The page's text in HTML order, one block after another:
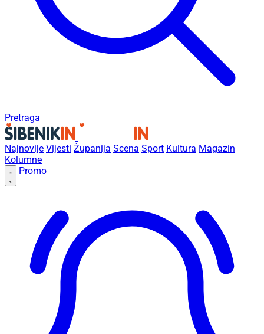
Pretraga
Najnovije Vijesti Županija Scena Sport Kultura Magazin
Kolumne
Promo